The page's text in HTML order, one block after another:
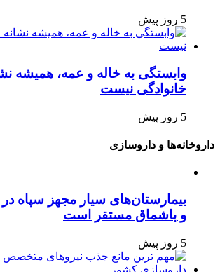
5 روز پیش
وابستگی به خاله و عمه، همیشه
خانوادگی نیست
5 روز پیش
داروخانه‌ها و داروسازی
بیمارستان‌های سیار مجهز سپاه
و باشماق مستقر است
5 روز پیش